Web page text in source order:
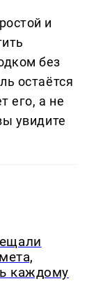
и
без
остаётся
его, а не
увидите
каждому